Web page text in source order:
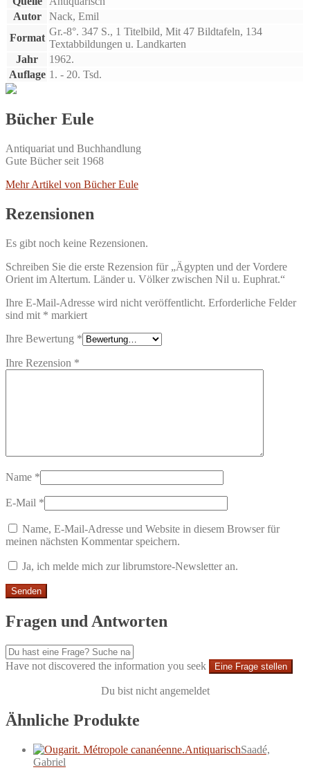
Autor
Nack, Emil
Format
Gr.-8°. 347 S., 1 Titelbild, Mit 47 Bildtafeln, 134
Textabbildungen u. Landkarten
Jahr
1962.
Auflage 1. - 20. Tsd.
Bücher Eule
Antiquariat und Buchhandlung
Gute Bücher seit 1968
Mehr Artikel von Bücher Eule
Rezensionen
Es gibt noch keine Rezensionen.
Schreiben Sie die erste Rezension für „Ägypten und der Vordere
Orient im Altertum. Länder u. Völker zwischen Nil u. Euphrat.“
Ihre E-Mail-Adresse wird nicht veröffentlicht. Erforderliche Felder
sind mit * markiert
Ihre Bewertung *
Ihre Rezension *
Name *
E-Mail *
Name, E-Mail-Adresse und Website in diesem Browser für
meinen nächsten Kommentar speichern.
Ja, ich melde mich zur librumstore-Newsletter an.
Fragen und Antworten
Have not discovered the information you seek Eine Frage stellen
Du bist nicht angemeldet
Ähnliche Produkte
AntiquarischSaadé,
Gabriel